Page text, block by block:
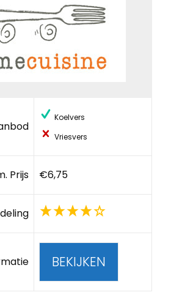
Koelvers
Vriesvers
Prijs €6,75
BEKIJKEN